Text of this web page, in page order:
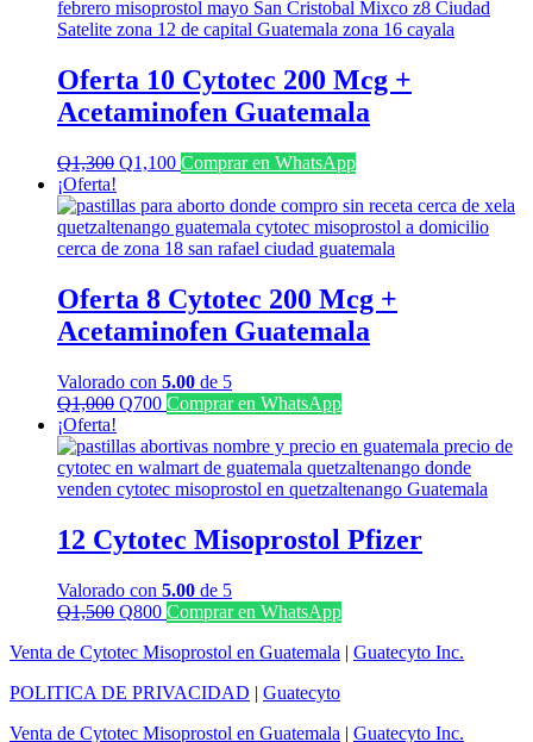
era:
Q1,500.
es:
Q900.
Oferta 10 Cytotec 200 Mcg +
Acetaminofen Guatemala
Q1,300 El
original
era:
Q1,300.
Q1,100El
actual
es:
Q1,100.
Comprar en WhatsApp
¡Oferta!
Oferta 8 Cytotec 200 Mcg +
Acetaminofen Guatemala
Valorado con 5.00 de 5
Q1,000 El
original
era:
Q1,000.
Q700El
actual
es:
Q700.
Comprar en WhatsApp
¡Oferta!
12 Cytotec Misoprostol Pfizer
Valorado con 5.00 de 5
Q1,500 El
original
Q1,500.
Q800El
actual
Q800.
Comprar en WhatsApp
Venta de Cytotec Misoprostol en Guatemala | Guatecyto Inc.
POLITICA DE PRIVACIDAD | Guatecyto
Venta de Cytotec Misoprostol en Guatemala | Guatecyto Inc.